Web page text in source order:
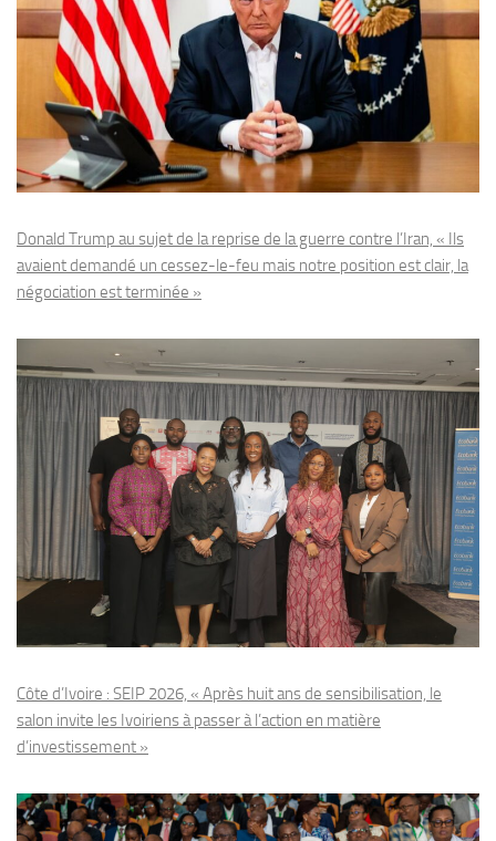
Donald Trump au sujet de la reprise de la guerre contre l’Iran, « Ils
avaient demandé un cessez-le-feu mais notre position est clair, la
négociation est terminée »
Côte d’Ivoire : SEIP 2026, « Après huit ans de sensibilisation, le
salon invite les Ivoiriens à passer à l’action en matière
d’investissement »